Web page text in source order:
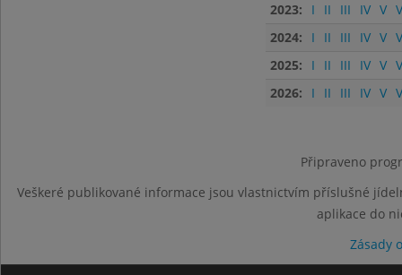
2023:
I II III IV V
2024:
I II III IV V
2025:
I II III IV V
2026:
I II III IV V
Připraveno
Veškeré publikované informace jsou vlastnictvím příslušné
aplikace do
Zásady